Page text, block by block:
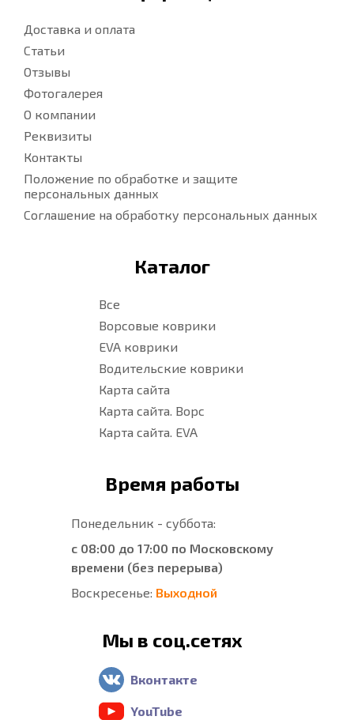
Доставка и оплата
Статьи
Отзывы
Фотогалерея
О компании
Реквизиты
Контакты
Положение по обработке и защите
персональных данных
Соглашение на обработку персональных данных
Каталог
Все
Ворсовые коврики
EVA коврики
Водительские коврики
Карта сайта
Карта сайта. Ворс
Карта сайта. EVA
Время работы
Понедельник - суббота:
с 08:00 до 17:00 по Московскому
времени (без перерыва)
Воскресенье: Выходной
Мы в соц.сетях
Вконтакте
YouTube